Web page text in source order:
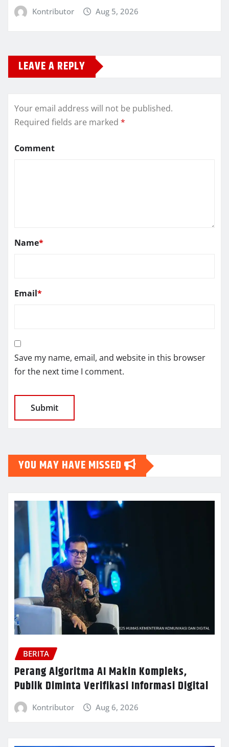
Kontributor Aug 5, 2026
LEAVE A REPLY
Your email address will not be published.
Required fields are marked *
Comment
Name*
Email*
Save my name, email, and website in this browser
for the next time I comment.
YOU MAY HAVE MISSED
BERITA
Perang Algoritma AI Makin Kompleks,
Publik Diminta Verifikasi Informasi Digital
Kontributor Aug 6, 2026